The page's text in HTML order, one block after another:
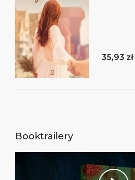
35,93 zł
Booktrailery